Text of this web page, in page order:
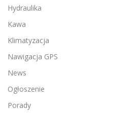
Hydraulika
Kawa
Klimatyzacja
Nawigacja GPS
News
Ogłoszenie
Porady